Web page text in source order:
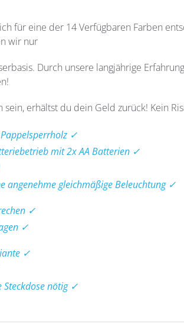
für eine der 14 Verfügbaren Farben
wir nur
Durch unsere langjährige
erhältst du dein Geld zurück! Kein
✓
mit 2x AA Batterien ✓
angenehme gleichmäßige Beleuchtung ✓
✓
✓
✓
Steckdose nötig ✓